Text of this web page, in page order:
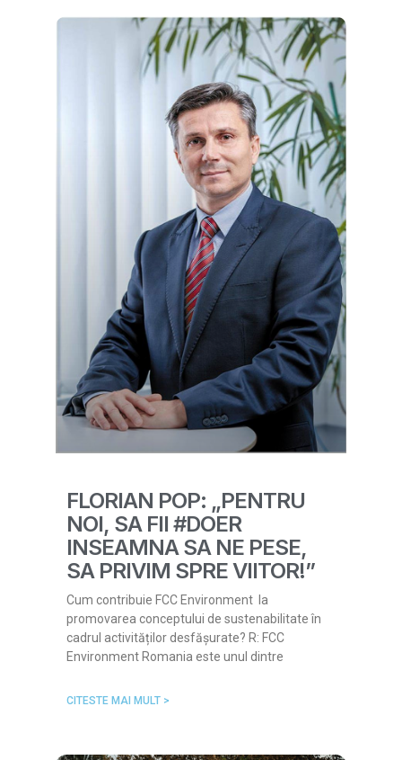
FLORIAN POP: „PENTRU
NOI, SA FII #DOER
INSEAMNA SA NE PESE,
SA PRIVIM SPRE VIITOR!”
Cum contribuie FCC Environment la
promovarea conceptului de sustenabilitate în
cadrul activităților desfășurate? R: FCC
Environment Romania este unul dintre
CITESTE MAI MULT >